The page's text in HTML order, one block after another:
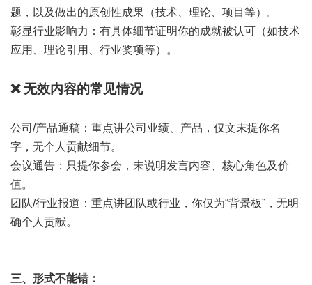
题，以及做出的原创性成果（技术、理论、项目等）。
彰显行业影响力：有具体细节证明你的成就被认可（如技术
应用、理论引用、行业奖项等）。
❌ 无效内容的常见情况
公司/产品通稿：重点讲公司业绩、产品，仅文末提你名
字，无个人贡献细节。
会议通告：只提你参会，未说明发言内容、核心角色及价
值。
团队/行业报道：重点讲团队或行业，你仅为“背景板”，无明
确个人贡献。
三、形式不能错：